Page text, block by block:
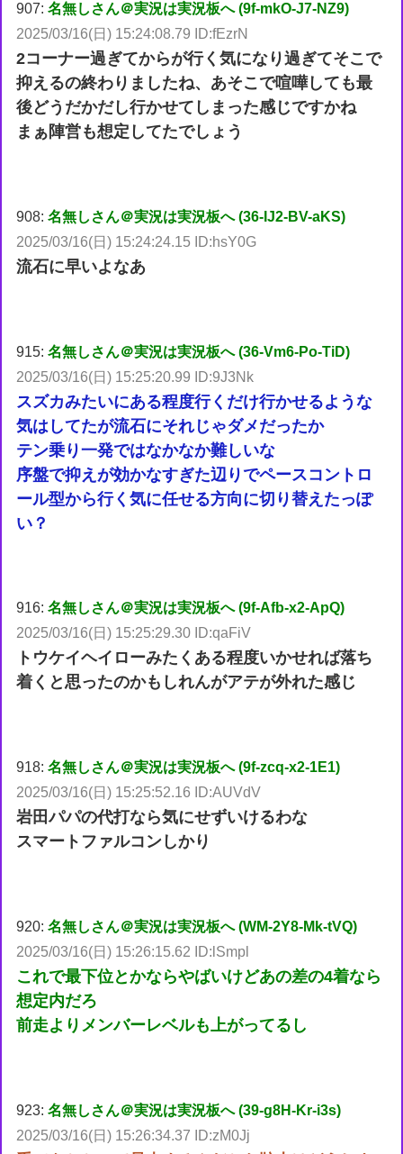
907:名無しさん＠実況は実況板へ (9f-mkO-J7-NZ9)
2025/03/16(日) 15:24:08.79 ID:fEzrN
2コーナー過ぎてからが行く気になり過ぎてそこで
抑えるの終わりましたね、あそこで喧嘩しても最
後どうだかだし行かせてしまった感じですかね
まぁ陣営も想定してたでしょう
908:名無しさん＠実況は実況板へ (36-IJ2-BV-aKS)
2025/03/16(日) 15:24:24.15 ID:hsY0G
流石に早いよなあ
915:名無しさん＠実況は実況板へ (36-Vm6-Po-TiD)
2025/03/16(日) 15:25:20.99 ID:9J3Nk
スズカみたいにある程度行くだけ行かせるような
気はしてたが流石にそれじゃダメだったか
テン乗り一発ではなかなか難しいな
序盤で抑えが効かなすぎた辺りでペースコントロ
ール型から行く気に任せる方向に切り替えたっぽ
い？
916:名無しさん＠実況は実況板へ (9f-Afb-x2-ApQ)
2025/03/16(日) 15:25:29.30 ID:qaFiV
トウケイヘイローみたくある程度いかせれば落ち
着くと思ったのかもしれんがアテが外れた感じ
918:名無しさん＠実況は実況板へ (9f-zcq-x2-1E1)
2025/03/16(日) 15:25:52.16 ID:AUVdV
岩田パパの代打なら気にせずいけるわな
スマートファルコンしかり
920:名無しさん＠実況は実況板へ (WM-2Y8-Mk-tVQ)
2025/03/16(日) 15:26:15.62 ID:lSmpl
これで最下位とかならやばいけどあの差の4着なら
想定内だろ
前走よりメンバーレベルも上がってるし
923:名無しさん＠実況は実況板へ (39-g8H-Kr-i3s)
2025/03/16(日) 15:26:34.37 ID:zM0Jj